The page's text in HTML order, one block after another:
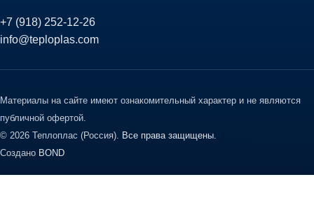
+7 (918) 252-12-26
info@teploplas.com
Материалы на сайте имеют ознакомительный характер и не являются
публичной офертой.
© 2026 Теплоплас (Россия). Все права защищены.
Создано BOND